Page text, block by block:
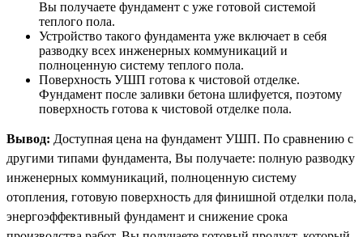
Вы получаете фундамент с уже готовой системой
теплого пола.
Устройство такого фундамента уже включает в себя
разводку всех инженерных коммуникаций и
полноценную систему теплого пола.
Поверхность УШП готова к чистовой отделке.
Фундамент после заливки бетона шлифуется, поэтому
поверхность готова к чистовой отделке пола.
Вывод: Доступная цена на фундамент УШП. По сравнению с
другими типами фундамента, Вы получаете: полную разводку
инженерных коммуникаций, полноценную систему
отопления, готовую поверхность для финишной отделки пола,
энергоэффективный фундамент и снижение срока